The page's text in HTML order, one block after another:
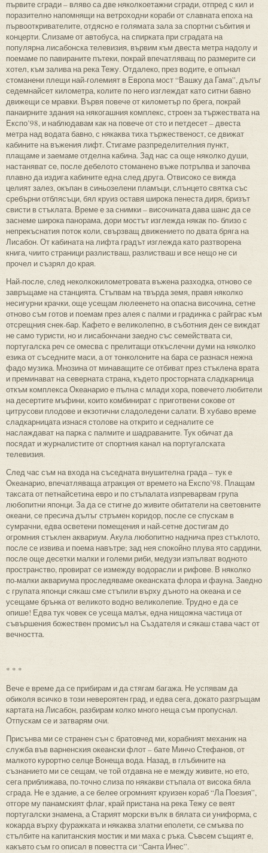
първите сгради – вляво са две няколкоетажни сгради, отпред с кил и
поразително напомнящи на ветроходни кораби от славната епоха на
първооткривателите, отдясно е голямата зала за спортни събития и
концерти. Слизаме от автобуса, на спирката при сградата на
популярна лисабонска телевизия, вървим към двеста метра надолу и
поемаме по павираните пътеки, покрай впечатляващ по размерите си
хотел, към залива на река Тежу. Отдалеко, през водите, е опънал
стоманени плещи най-големият в Европа мост “Вашку да Гама”, дълъг
седемнайсет километра, колите по него изглеждат като ситни бавно
движещи се мравки. Вървя повече от километър по брега, покрай
панаирните здания на някогашния комплекс, строен за тържествата на
Експо’98, и наблюдавам как на повече от сто и петдесет – двеста
метра над водата бавно, с някаква тиха тържественост, се движат
кабините на въжения лифт. Стигаме разпределителния пункт,
плащаме и заемаме отделна кабина. Зад нас са още няколко души,
настаняват се, после дебелото стоманено въже потръпва и започва
плавно да издига кабините една след друга. Отвисоко се вижда
целият залез, окъпан в синьозелени пламъци, слънцето святка със
сребърни отблясъци, бял круиз оставя широка пенеста диря, бризът
свисти в стъклата. Време е за снимки – височината дава шанс да се
заснеме широка панорама, дори мостът изглежда някак по- близо с
непрекъснатия поток коли, свързващ движението по двата бряга на
Лисабон. От кабината на лифта градът изглежда като разтворена
книга, чиито страници разлистваш, разлистваш и все нещо не си
прочел и съзрял до края.
Най-после, след неколкокилометровата въжена разходка, отново се
завръщаме на станцията. Стъпвам на твърда земя, правя няколко
несигурни крачки, още усещам люлеенето на опасна височина, сетне
отново съм готов и поемам през алея с палми и градинка с райграс към
отсрещния снек-бар. Кафето е великолепно, в съботния ден се виждат
не само туристи, но и лисабончани заедно със семействата си,
португалска реч се омесва с прелитащи откъслечни думи на няколко
езика от съседните маси, а от тонколоните на бара се разнася нежна
фадо музика. Мнозина от минаващите се отбиват през стъклена врата
и преминават на северната страна, където просторната сладкарница
откъм комплекса Океанарио е пълна с млади хора, повечето любители
на десертите мъфини, които комбинират с приготвени сокове от
цитрусови плодове и екзотични сладоледени салати. В хубаво време
сладкарницата изнася столове на открито и седналите се
наслаждават на парка с палмите и шадраваните. Тук обичат да
посядат и журналистите от спортния канал на португалската
телевизия.
След час съм на входа на съседната внушителна града – тук е
Океанарио, впечатляваща атракция от времето на Експо’98. Плащам
таксата от петнайсетина евро и по стъпалата изпреварвам група
любопитни японци. За да се стигне до живите обитатели на световните
океани, се пресича дълъг стръмен коридор, после се спускам в
сумрачни, едва осветени помещения и най-сетне достигам до
огромния стъклен аквариум. Акула любопитно наднича през стъклото,
после се извива и поема навътре; зад нея спокойно плува ято сардини,
после още десетки малки и големи риби, медузи изпълват водното
пространство, провират се измежду водорасли и рифове. В няколко
по-малки аквариума проследяваме океанската флора и фауна. Заедно
с групата японци сякаш сме стъпили върху дъното на океана и се
усещаме брънка от великото водно великолепие. Трудно е да се
опише! Едва тук човек се усеща малък, една нищожна частица от
съвършения божествен промисъл на Създателя и сякаш става част от
вечността.
* * *
Вече е време да се прибирам и да стягам багажа. Не успявам да
обиколя всичко в този невероятен град, и едва сега, докато разгръщам
картата на Лисабон, разбирам колко много неща съм пропуснал.
Отпускам се и затварям очи.
Присънва ми се странен сън с братовчед ми, корабният механик на
служба във варненския океански флот – бате Минчо Стефанов, от
малкото курортно селце Вонеща вода. Назад, в глъбините на
съзнанието ми се сещам, че той отдавна не е между живите, но ето,
сега приближава, по-точно слиза по някакви стъпала от висока бяла
сграда. Не е здание, а се белее огромният круизен кораб “Ла Поезия”,
отгоре му панамският флаг, край пристана на река Тежу се веят
португалски знамена, а Старият морски вълк в бялата си униформа, с
кокарда върху фуражката и някаква златни еполети, се смъква по
стълбите на капитанския мостик и ми маха с ръка. Съвсем същият е,
какъвто съм го описал в повестта си “Санта Инес”.